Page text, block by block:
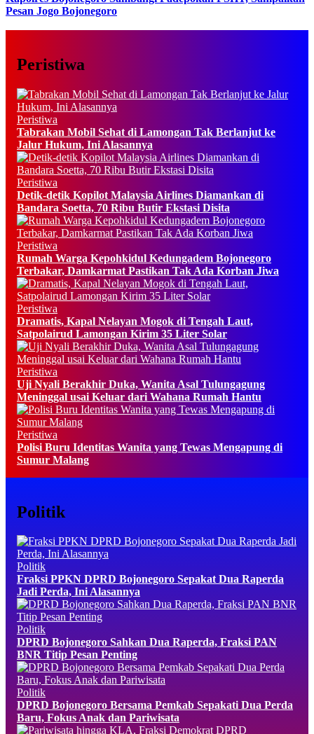
Pesan Jogo Bojonegoro
Peristiwa
Peristiwa
Tabrakan Mobil Sehat di Lamongan Tak Berlanjut ke
Jalur Hukum, Ini Alasannya
Peristiwa
Detik-detik Kopilot Malaysia Airlines Diamankan di
Bandara Soetta, 70 Ribu Butir Ekstasi Disita
Peristiwa
Rumah Warga Kepohkidul Kedungadem Bojonegoro
Terbakar, Damkarmat Pastikan Tak Ada Korban Jiwa
Peristiwa
Dramatis, Kapal Nelayan Mogok di Tengah Laut,
Satpolairud Lamongan Kirim 35 Liter Solar
Peristiwa
Uji Nyali Berakhir Duka, Wanita Asal Tulungagung
Meninggal usai Keluar dari Wahana Rumah Hantu
Peristiwa
Polisi Buru Identitas Wanita yang Tewas Mengapung di
Sumur Malang
Politik
Politik
Fraksi PPKN DPRD Bojonegoro Sepakat Dua Raperda
Jadi Perda, Ini Alasannya
Politik
DPRD Bojonegoro Sahkan Dua Raperda, Fraksi PAN
BNR Titip Pesan Penting
Politik
DPRD Bojonegoro Bersama Pemkab Sepakati Dua Perda
Baru, Fokus Anak dan Pariwisata